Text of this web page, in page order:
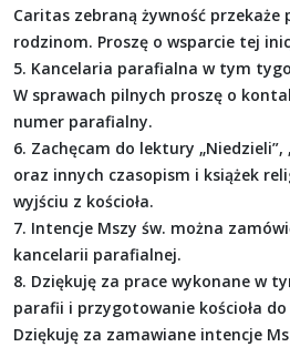
Caritas zebraną żywność przekaże
rodzinom. Proszę o wsparcie tej
5. Kancelaria parafialna w tym
W sprawach pilnych proszę o
numer parafialny.
6. Zachęcam do lektury „Niedzieli”,
oraz innych czasopism i książek
wyjściu z kościoła.
7. Intencje Mszy św. można
kancelarii parafialnej.
8. Dziękuję za prace wykonane w
parafii i przygotowanie kościoła
Dziękuję za zamawiane intencje